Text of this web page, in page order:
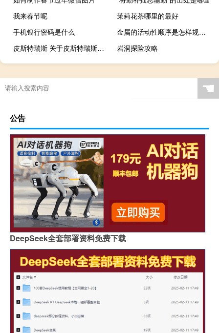
我来春节呢
茉莉花茶哪里的最好
手机银行密码是什么
金属的活动性顺序是怎样规定的
皮斯特瑞斯 关于皮斯特瑞斯的介绍
岩洞探险攻略
☚
公告
DeepSeek全套部署资料免费下载